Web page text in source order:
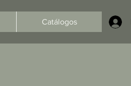
Catálogos